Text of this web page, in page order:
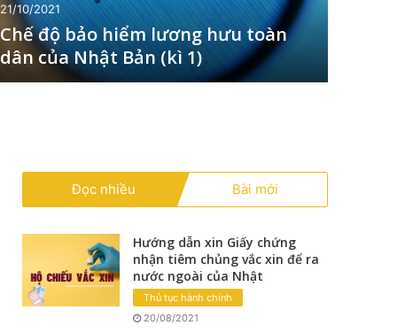
21/10/2021
Chế độ bảo hiểm lương hưu toàn
dân của Nhật Bản (kì 1)
Đọc nhiều Bài mới
Hướng dẫn xin Giấy chứng
nhận tiêm chủng vắc xin để ra
nước ngoài của Nhật
Thủ tục hành chính
20/08/2021